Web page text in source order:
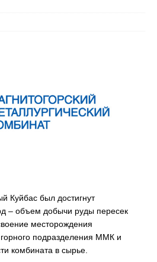
Куйбас был достигнут
– объем добычи руды пересек
месторождения
подразделения ММК и
комбината в сырье.